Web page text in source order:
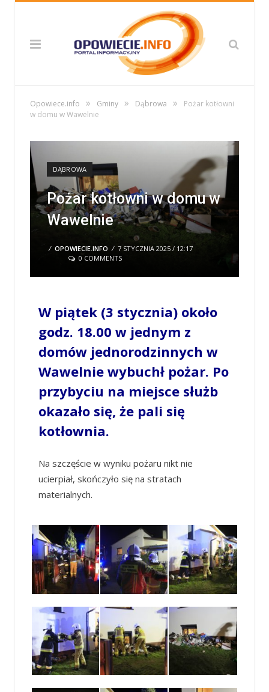
Opowiece.info » Gminy » Dąbrowa »
Pożar kotłowni
w domu w Wawelnie
DĄBROWA
Pożar kotłowni w domu w
Wawelnie
/ OPOWIECIE.INFO / 7 STYCZNIA 2025 / 12:17
0 COMMENTS
W piątek (3 stycznia) około
godz. 18.00 w jednym z
domów jednorodzinnych w
Wawelnie wybuchł pożar. Po
przybyciu na miejsce służb
okazało się, że pali się
kotłownia.
Na szczęście w wyniku pożaru nikt nie
ucierpiał, skończyło się na stratach
materialnych.